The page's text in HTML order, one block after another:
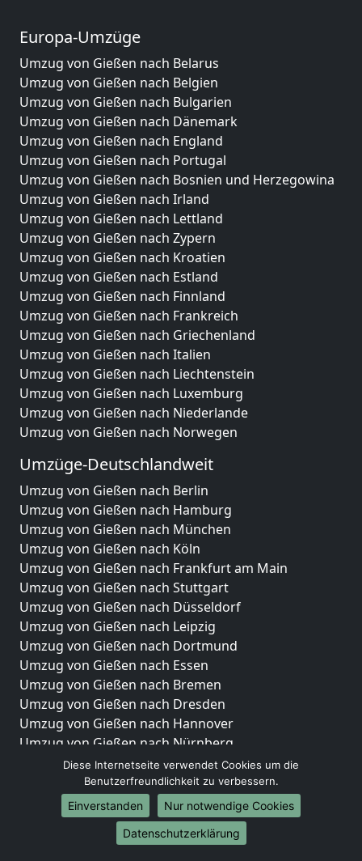
Europa-Umzüge
Umzug von Gießen nach Belarus
Umzug von Gießen nach Belgien
Umzug von Gießen nach Bulgarien
Umzug von Gießen nach Dänemark
Umzug von Gießen nach England
Umzug von Gießen nach Portugal
Umzug von Gießen nach Bosnien und Herzegowina
Umzug von Gießen nach Irland
Umzug von Gießen nach Lettland
Umzug von Gießen nach Zypern
Umzug von Gießen nach Kroatien
Umzug von Gießen nach Estland
Umzug von Gießen nach Finnland
Umzug von Gießen nach Frankreich
Umzug von Gießen nach Griechenland
Umzug von Gießen nach Italien
Umzug von Gießen nach Liechtenstein
Umzug von Gießen nach Luxemburg
Umzug von Gießen nach Niederlande
Umzug von Gießen nach Norwegen
Umzüge-Deutschlandweit
Umzug von Gießen nach Berlin
Umzug von Gießen nach Hamburg
Umzug von Gießen nach München
Umzug von Gießen nach Köln
Umzug von Gießen nach Frankfurt am Main
Umzug von Gießen nach Stuttgart
Umzug von Gießen nach Düsseldorf
Umzug von Gießen nach Leipzig
Umzug von Gießen nach Dortmund
Umzug von Gießen nach Essen
Umzug von Gießen nach Bremen
Umzug von Gießen nach Dresden
Umzug von Gießen nach Hannover
Umzug von Gießen nach Nürnberg
Umzug von Gießen nach Duisburg
Umzug von Gießen nach Bochum
Umzug von Gießen nach Wuppertal
Umzug von Gießen nach Bielefeld
Umzug von Gießen nach Bonn
Diese Internetseite verwendet Cookies um die
Benutzerfreundlichkeit zu verbessern.
Einverstanden
Nur notwendige Cookies
Datenschutzerklärung